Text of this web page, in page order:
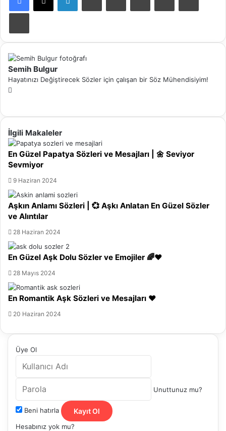
Semih Bulgur
Hayatınızı Değiştirecek Sözler için çalışan bir Söz Mühendisiyim!
i
t
e
s
T
u
b
e
İlgili Makaleler
En Güzel Papatya Sözleri ve Mesajları | 🌼 Seviyor
Sevmiyor
9 Haziran 2024
Aşkın Anlamı Sözleri | 💞 Aşkı Anlatan En Güzel Sözler
ve Alıntılar
28 Haziran 2024
En Güzel Aşk Dolu Sözler ve Emojiler 🌈❤️
28 Mayıs 2024
En Romantik Aşk Sözleri ve Mesajları ❤️
20 Haziran 2024
Üye Ol
Unuttunuz mu?
Beni hatırla Kayıt Ol
Hesabınız yok mu?